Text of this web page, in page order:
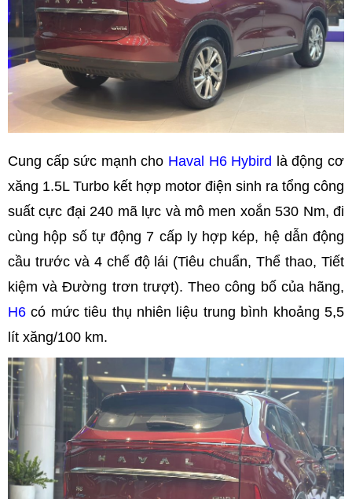
Cung cấp sức mạnh cho Haval H6 Hybird là động cơ
xăng 1.5L Turbo kết hợp motor điện sinh ra tổng công
suất cực đại 240 mã lực và mô men xoắn 530 Nm, đi
cùng hộp số tự động 7 cấp ly hợp kép, hệ dẫn động
cầu trước và 4 chế độ lái (Tiêu chuẩn, Thể thao, Tiết
kiệm và Đường trơn trượt). Theo công bố của hãng,
H6 có mức tiêu thụ nhiên liệu trung bình khoảng 5,5
lít xăng/100 km.